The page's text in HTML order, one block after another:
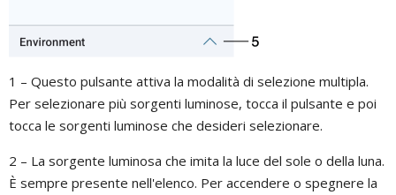
1 – Questo pulsante attiva la modalità di selezione multipla.
Per selezionare più sorgenti luminose, tocca il pulsante e poi
tocca le sorgenti luminose che desideri selezionare.
2 – La sorgente luminosa che imita la luce del sole o della luna.
È sempre presente nell'elenco. Per accendere o spegnere la